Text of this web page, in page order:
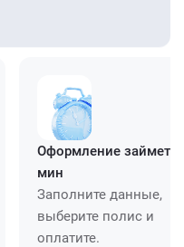
Оформление займет
мин
Заполните данные,
выберите полис и
оплатите.